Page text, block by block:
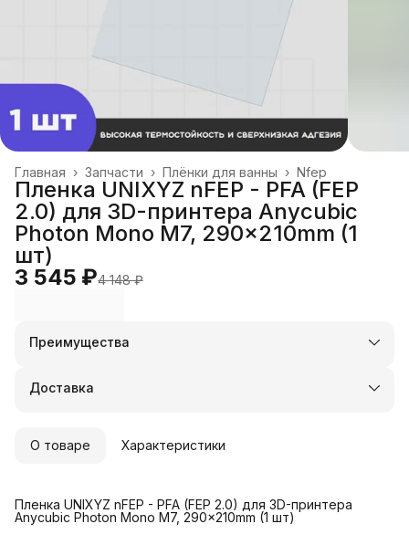
Nfep
Плёнки для ванны ›
Запчасти ›
Главная ›
Пленка UNIXYZ nFEP - PFA (FEP
2.0) для 3D-принтера Anycubic
Photon Mono M7, 290x210mm (1
шт)
3 545 ₽4 148 ₽
Преимущества
Оплата частями в Сплит
Удобный возврат
Доставка
О товаре Характеристики
Пленка UNIXYZ nFEP - PFA (FEP 2.0) для 3D-принтера
Anycubic Photon Mono M7, 290x210mm (1 шт)